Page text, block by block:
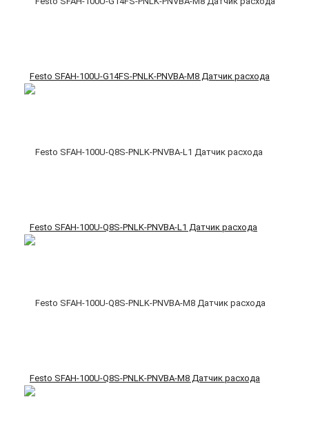
Festo SFAH-100U-G14FS-PNLK-PNVBA-M8 Датчик расхода
Festo SFAH-100U-Q8S-PNLK-PNVBA-L1 Датчик расхода
Festo SFAH-100U-Q8S-PNLK-PNVBA-M8 Датчик расхода